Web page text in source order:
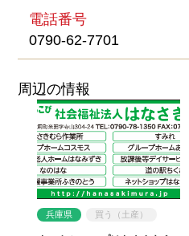
電話番号
0790-62-7701
周辺の情報
兵庫県 買う（土産）